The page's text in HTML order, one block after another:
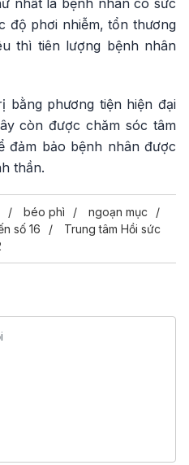
độ phơi nhiễm, tổn thương
thì tiên lượng bệnh nhân
bằng phương tiện hiện đại
còn được chăm sóc tâm
đảm bảo bệnh nhân được
thần.
béo phì
ngoạn mục
số 16
Trung tâm Hồi sức